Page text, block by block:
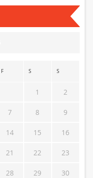
F S S
1 2
7 8 9
14 15 16
21 22 23
28 29 30